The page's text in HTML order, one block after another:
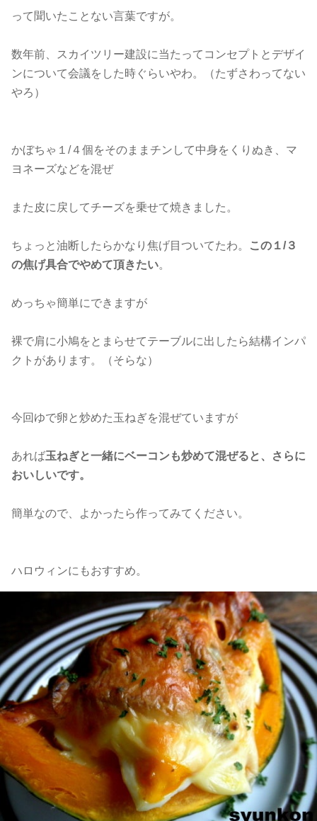
って聞いたことない言葉ですが。
数年前、スカイツリー建設に当たってコンセプトとデザイ
ンについて会議をした時ぐらいやわ。（たずさわってない
やろ）
かぼちゃ１/４個をそのままチンして中身をくりぬき、マ
ヨネーズなどを混ぜ
また皮に戻してチーズを乗せて焼きました。
ちょっと油断したらかなり焦げ目ついてたわ。
この１/３
の焦げ具合でやめて頂きたい。
めっちゃ簡単にできますが
裸で肩に小鳩をとまらせてテーブルに出したら結構インパ
クトがあります。（そらな）
今回ゆで卵と炒めた玉ねぎを混ぜていますが
あれば玉ねぎと一緒にベーコンも炒めて混ぜると、さらに
おいしいです。
簡単なので、よかったら作ってみてください。
ハロウィンにもおすすめ。